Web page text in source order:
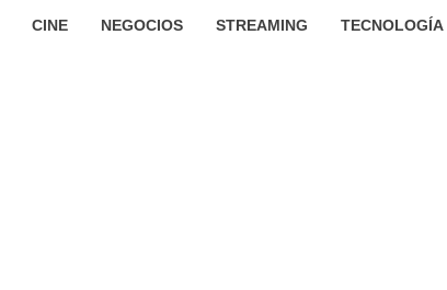
CINE NEGOCIOS STREAMING TECNOLOGÍA